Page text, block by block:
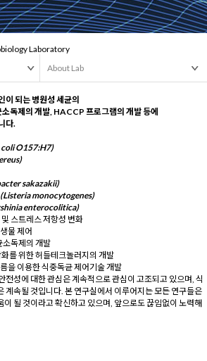
Laboratory
About Lab
이 되는 병원성 세균의
독제의 개발, HACCP 프로그램의 개발 등에
다.
O157:H7)
sakazakii)
(Listeria monocytogenes)
enterocolitica)
스트레스 저항성 변화
물 제어
소독제의 개발
를 위한 허들테크놀러지의 개발
을 이용한 식중독균 제어기술 개발
전성에 대한 관심은 계속적으로 관심이 고조되고 있으며, 식
계속될 것입니다. 본 연구실에서 이루어지는 모든 연구들은
될 것이라고 확신하고 있으며, 앞으로도 끊임없이 노력해